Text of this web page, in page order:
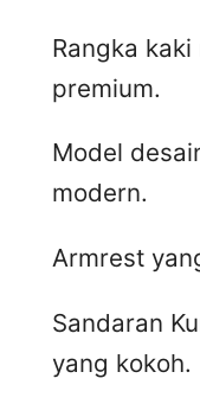
Rangka
premium.
Model
modern.
Armrest
Sandaran
yang kokoh.